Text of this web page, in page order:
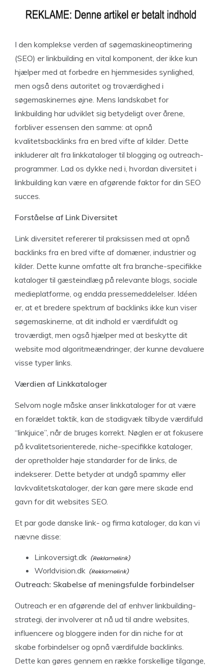
I den komplekse verden af søgemaskineoptimering
(SEO) er linkbuilding en vital komponent, der ikke kun
hjælper med at forbedre en hjemmesides synlighed,
men også dens autoritet og troværdighed i
søgemaskinernes øjne. Mens landskabet for
linkbuilding har udviklet sig betydeligt over årene,
forbliver essensen den samme: at opnå
kvalitetsbacklinks fra en bred vifte af kilder. Dette
inkluderer alt fra linkkataloger til blogging og outreach-
programmer. Lad os dykke ned i, hvordan diversitet i
linkbuilding kan være en afgørende faktor for din SEO
succes.
Forståelse af Link Diversitet
Link diversitet refererer til praksissen med at opnå
backlinks fra en bred vifte af domæner, industrier og
kilder. Dette kunne omfatte alt fra branche-specifikke
kataloger til gæsteindlæg på relevante blogs, sociale
medieplatforme, og endda pressemeddelelser. Idéen
er, at et bredere spektrum af backlinks ikke kun viser
søgemaskinerne, at dit indhold er værdifuldt og
troværdigt, men også hjælper med at beskytte dit
website mod algoritmeændringer, der kunne devaluere
visse typer links.
Værdien af Linkkataloger
Selvom nogle måske anser linkkataloger for at være
en forældet taktik, kan de stadigvæk tilbyde værdifuld
“linkjuice”, når de bruges korrekt. Nøglen er at fokusere
på kvalitetsorienterede, niche-specifikke kataloger,
der opretholder høje standarder for de links, de
indekserer. Dette betyder at undgå spammy eller
lavkvalitetskataloger, der kan gøre mere skade end
gavn for dit websites SEO.
Et par gode danske link- og firma kataloger, da kan vi
nævne disse:
Linkoversigt.dk
Worldvision.dk
Outreach: Skabelse af meningsfulde forbindelser
Outreach er en afgørende del af enhver linkbuilding-
strategi, der involverer at nå ud til andre websites,
influencere og bloggere inden for din niche for at
skabe forbindelser og opnå værdifulde backlinks.
Dette kan gøres gennem en række forskellige tilgange,